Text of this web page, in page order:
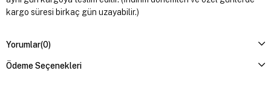
kargo süresi birkaç gün uzayabilir.)
Yorumlar(0)
Ödeme Seçenekleri